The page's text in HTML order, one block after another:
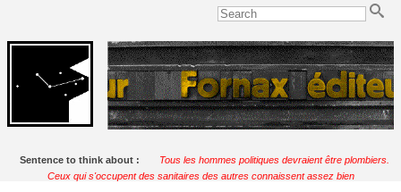
Sentence to think about :
Tous les hommes politiques devraient être plombiers.
Ceux qui s'occupent des sanitaires des autres connaissent assez bien